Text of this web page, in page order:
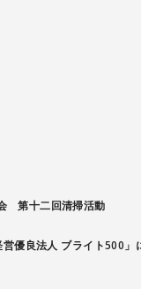
第十二回清掃活動
営優良法人 ブライト500」